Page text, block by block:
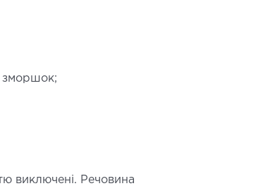
ТА
зморшок;
виключені. Речовина